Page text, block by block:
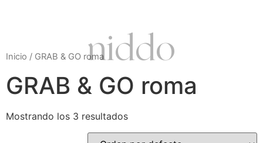
niddo
Inicio / GRAB & GO roma
GRAB & GO roma
Mostrando los 3 resultados